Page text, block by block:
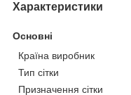
Характеристики
Основні
Країна виробник
Тип сітки
Призначення сітки